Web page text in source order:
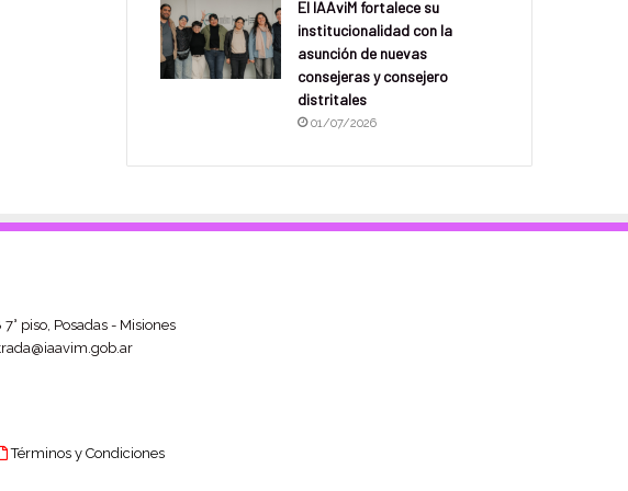
El IAAviM fortalece su
institucionalidad con la
asunción de nuevas
consejeras y consejero
distritales
01/07/2026
piso, Posadas - Misiones
Términos y Condiciones